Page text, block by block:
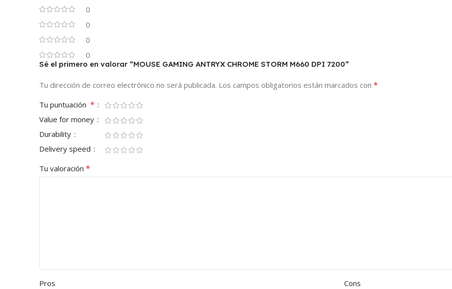
0
0
0
0
Sé el primero en valorar “MOUSE GAMING ANTRYX CHROME STORM M660 DPI 7200”
Tu dirección de correo electrónico no será publicada. Los campos obligatorios están marcados con *
Tu puntuación *
Value for money
Durability
Delivery speed
Tu valoración *
Pros Cons